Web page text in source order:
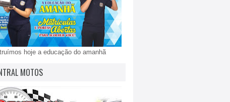
hoje a educação do amanhã
MOTOS